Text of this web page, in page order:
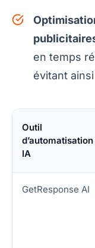
en temps
évitant
Outil
d’automatisation
IA
GetResponse AI